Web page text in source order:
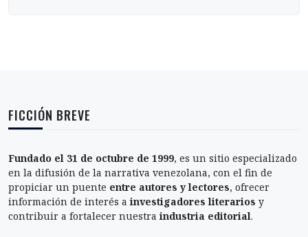
FICCIÓN BREVE
Fundado el 31 de octubre de 1999, es un sitio especializado
en la difusión de la narrativa venezolana, con el fin de
propiciar un puente entre autores y lectores, ofrecer
información de interés ainvestigadores literarios y
contribuir a fortalecer nuestraindustria editorial.